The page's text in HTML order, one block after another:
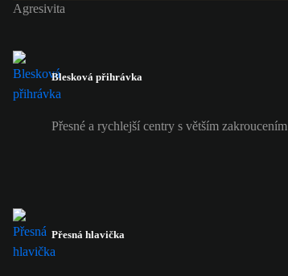
Agresivita
Blesková přihrávka
Přesné a rychlejší centry s větším zakroucením
Přesná hlavička